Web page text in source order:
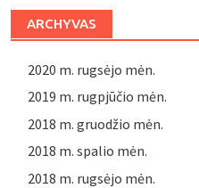
ARCHYVAS
2020 m. rugsėjo mėn.
2019 m. rugpjūčio mėn.
2018 m. gruodžio mėn.
2018 m. spalio mėn.
2018 m. rugsėjo mėn.